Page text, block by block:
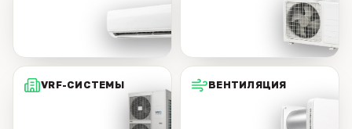
VRF-СИСТЕМЫ ВЕНТИЛЯЦИЯ